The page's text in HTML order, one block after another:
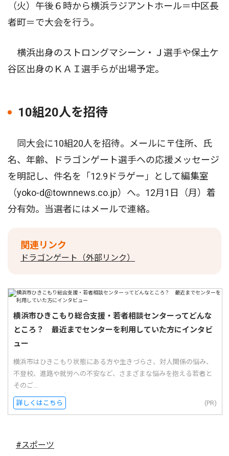
（火）午後６時から横浜ラジアントホール＝中区長
者町＝で大会を行う。
横浜出身のストロングマシーン・Ｊ選手や保土ケ
谷区出身のＫＡＩ選手らが出場予定。
10組20人を招待
同大会に10組20人を招待。メールに〒住所、氏
名、年齢、ドラゴンゲート選手への応援メッセージ
を明記し、件名を「12.9ドラゲー」として編集室
（yoko-d@townnews.co.jp）へ。12月1日（月）着
分有効。当選者にはメールで連絡。
関連リンク
ドラゴンゲート（外部リンク）
横浜市ひきこもり総合支援・若者相談センターってどんな
ところ？ 最近までセンターを利用していた方にインタビ
ュー
横浜市はひきこもり状態にある方や生きづらさ、対人関係の悩み、
不登校、進路や就労への不安など、さまざまな悩みを抱える若者と
そのご...
詳しくはこちら (PR)
#スポーツ